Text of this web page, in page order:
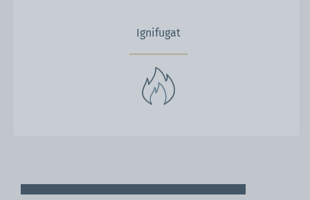
Ignifugat